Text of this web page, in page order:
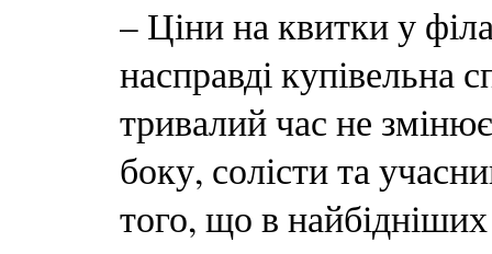
– Ціни на квитки у
насправді купівельна
тривалий час не
боку, солісти та
того, що в